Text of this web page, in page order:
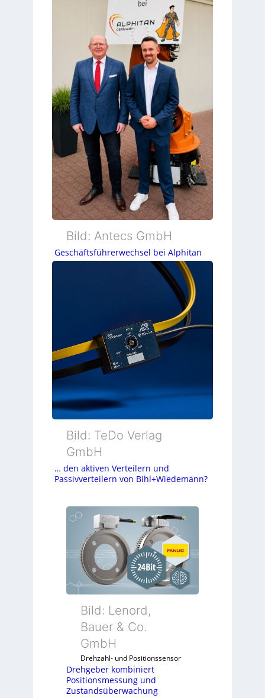
Bild: Antecs GmbH
Geschäftsführerwechsel bei Alphitan
Bild: TeDo Verlag
GmbH
… den aktiven Verteilern und
Passivverteilern von Bihl+Wiedemann?
Bild: Lenord,
Bauer & Co.
GmbH
Drehzahl- und Positionssensor
Drehgeber kombiniert
Positionsmessung und
Zustandsüberwachung